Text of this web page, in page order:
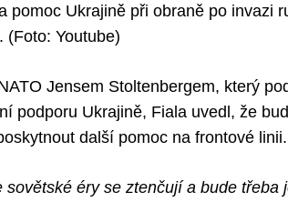
pomoc Ukrajině při obraně po invazi
(Foto: Youtube)
Jensem Stoltenbergem, který
podporu Ukrajině, Fiala uvedl, že
další pomoc na frontové linii.
éry se ztenčují a bude třeba